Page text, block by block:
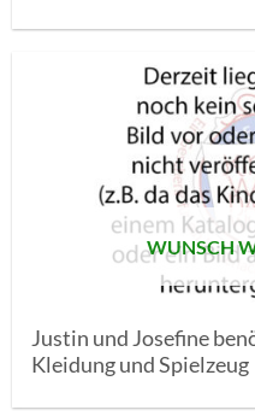
WUNSCH
Justin und Josefine
Kleidung und Spielzeug